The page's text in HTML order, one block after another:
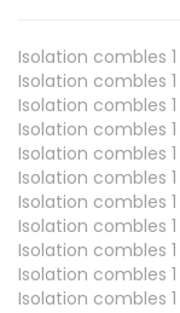
Isolation combles 1
Isolation combles 1
Isolation combles 1
Isolation combles 1
Isolation combles 1
Isolation combles 1
Isolation combles 1
Isolation combles 1
Isolation combles 1
Isolation combles 1
Isolation combles 1